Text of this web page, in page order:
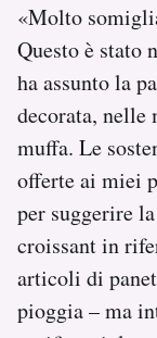
«Molto
Questo è stato
ha assunto la
decorata, nelle
muffa. Le
offerte ai miei
per suggerire
croissant in
articoli di
pioggia – ma